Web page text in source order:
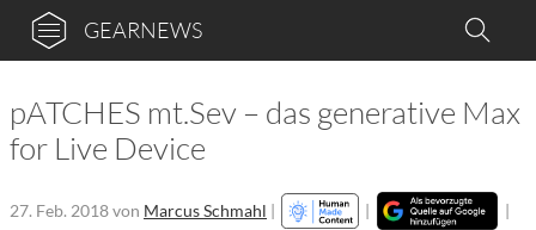
GEARNEWS
pATCHES mt.Sev – das generative Max
for Live Device
27. Feb. 2018von Marcus Schmahl | |
|